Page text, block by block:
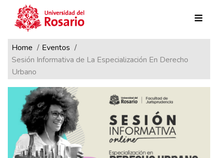
Pasar al contenido principal
Ruta de navegación
Home
Eventos
Sesión Informativa de La Especialización En Derecho
Urbano